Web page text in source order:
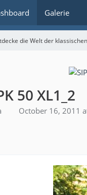
Galerie
die Welt der
50 XL1_2
October 16, 2011